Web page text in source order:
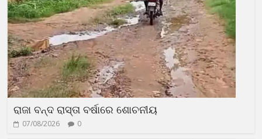
ରାଜା ବନ୍ଦ ରାସ୍ତା ବର୍ଷାରେ ଶୋଚନୀୟ
07/08/2026 0